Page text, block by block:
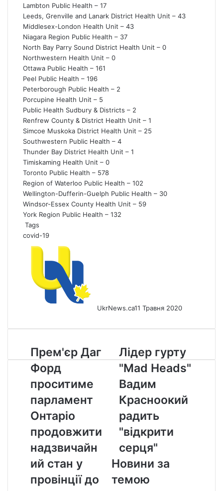
Lambton Public Health – 17
Leeds, Grenville and Lanark District Health Unit – 43
Middlesex-London Health Unit – 43
Niagara Region Public Health – 37
North Bay Parry Sound District Health Unit – 0
Northwestern Health Unit – 0
Ottawa Public Health – 161
Peel Public Health – 196
Peterborough Public Health – 2
Porcupine Health Unit – 5
Public Health Sudbury & Districts – 2
Renfrew County & District Health Unit – 1
Simcoe Muskoka District Health Unit – 25
Southwestern Public Health – 4
Thunder Bay District Health Unit – 1
Timiskaming Health Unit – 0
Toronto Public Health – 578
Region of Waterloo Public Health – 102
Wellington-Dufferin-Guelph Public Health – 30
Windsor-Essex County Health Unit – 59
York Region Public Health – 132
Tags
covid-19
UkrNews.ca11 Травня 2020
Прем'єр
Даг
Форд
проситиме
парламент
Онтаріо
продовжити
надзвичайний
стан
провінції
до
червня
Прем'єр Даг
Форд
проситиме
парламент
Онтаріо
продовжити
надзвичайн
ий стан у
провінції до
Лідер
гурту
"Mad
Heads"
Вадим
Красноокий
радить
"відкрити
серця"
Лідер гурту
"Mad Heads"
Вадим
Красноокий
радить
"відкрити
серця"
Новини за
темою